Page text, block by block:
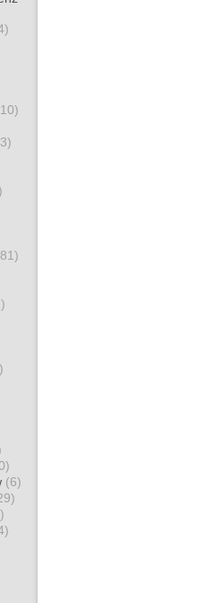
(6)